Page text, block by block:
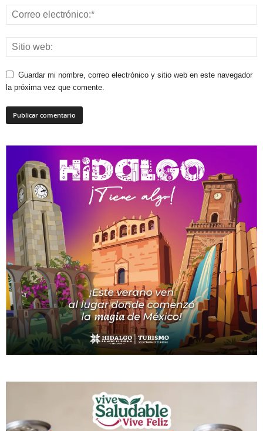
Guardar mi nombre, correo electrónico y sitio web en este navegador
la próxima vez que comente.